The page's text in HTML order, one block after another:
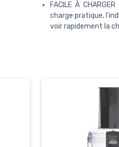
FACILE À
charge pratique,
voir rapidement la